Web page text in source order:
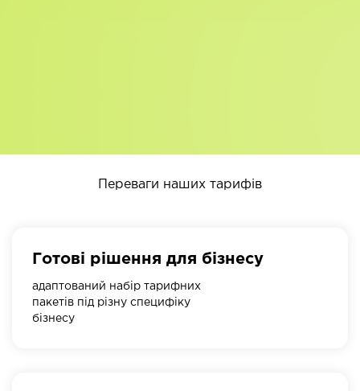
Переваги наших тарифів
Готові рішення для бізнесу
адаптований набір тарифних
пакетів під різну специфіку
бізнесу